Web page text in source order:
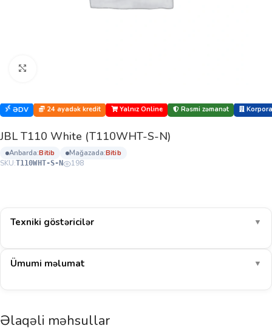
ƏDV 24 ayadək kredit Yalnız Online Rəsmi zəmanət
JBL T110 White (T110WHT-S-N)
anbarda: bi̇ti̇b mağazada: bi̇ti̇b
SKU:T110WHT-S-N 198
Texniki göstəricilər ▼
Ümumi məlumat ▼
Əlaqəli məhsullar